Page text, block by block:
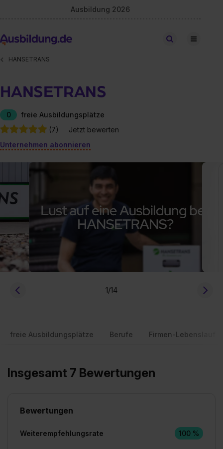
Ausbildung 2026
Stellen finden
HANSETRANS
HANSETRANS
0
freie Ausbildungsplätze
(7)
Jetzt bewerten
Unternehmen abonnieren
1/14
freie Ausbildungsplätze Berufe Firmen-Lebenslauf
Insgesamt 7 Bewertungen
Bewertungen
Weiterempfehlungsrate 100 %